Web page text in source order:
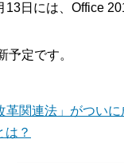
13日には、Office
予定です。
革関連法」がついに
は？